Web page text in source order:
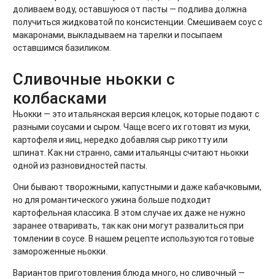
доливаем воду, оставшуюся от пасты — подлива должна
получиться жидковатой по консистенции. Смешиваем соус с
макаронами, выкладываем на тарелки и посыпаем
оставшимся базиликом.
Сливочные ньокки с
колбасками
Ньокки — это итальянская версия клецок, которые подают с
разными соусами и сыром. Чаще всего их готовят из муки,
картофеля и яиц, нередко добавляя сыр рикотту или
шпинат. Как ни странно, сами итальянцы считают ньокки
одной из разновидностей пасты.
Они бывают творожными, капустными и даже кабачковыми,
но для романтического ужина больше подходит
картофельная классика. В этом случае их даже не нужно
заранее отваривать, так как они могут развалиться при
томлении в соусе. В нашем рецепте используются готовые
замороженные ньокки.
Вариантов приготовления блюда много, но сливочный —